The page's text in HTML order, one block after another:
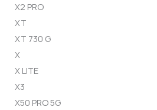
X2 PRO
XT
XT 730 G
X
X LITE
X3
X50 PRO 5G